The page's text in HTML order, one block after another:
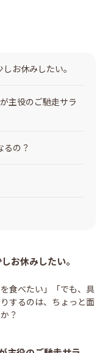
お休みしたい。
主役のご馳走サラ
るの？
お休みしたい。
食べたい」「でも、具
するのは、ちょっと面
？